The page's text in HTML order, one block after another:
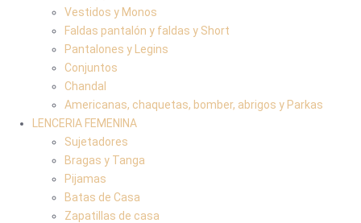
Vestidos y Monos
Faldas pantalón y faldas y Short
Pantalones y Legins
Conjuntos
Chandal
Americanas, chaquetas, bomber, abrigos y Parkas
LENCERIA FEMENINA
Sujetadores
Bragas y Tanga
Pijamas
Batas de Casa
Zapatillas de casa